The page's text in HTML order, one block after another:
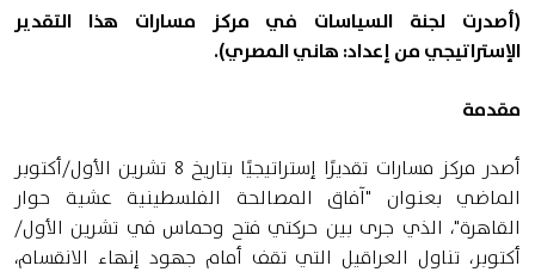
(أصدرت لجنة السياسات في مركز مسارات هذا التقدير
الإستراتيجي من إعداد: هاني المصري).
مقدمة
أصدر مركز مسارات تقديرًا إستراتيجيًا بتاريخ 8 تشرين اﻷول/أكتوبر
الماضي بعنوان "آفاق المصالحة الفلسطينية عشية حوار
القاهرة"، الذي جرى بين حركتي فتح وحماس في تشرين الأول/
أكتوبر، تناول العراقيل التي تقف أمام جهود إنهاء الانقسام،